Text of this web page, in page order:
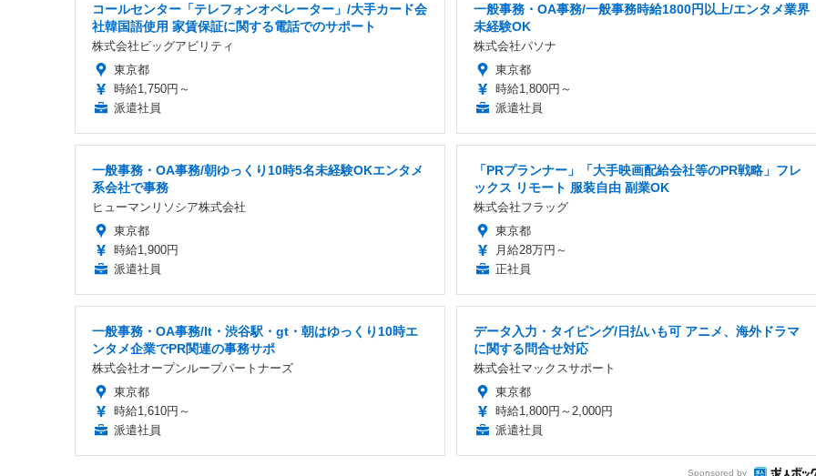
コールセンター「テレフォンオペレーター」/大手カード会
社韓国語使用 家賃保証に関する電話でのサポート
株式会社ビッグアビリティ
東京都
時給1,750円～
派遣社員
一般事務・OA事務/一般事務時給1800円以上/エンタメ業界
未経験OK
株式会社パソナ
東京都
時給1,800円～
派遣社員
一般事務・OA事務/朝ゆっくり10時5名未経験OKエンタメ
系会社で事務
ヒューマンリソシア株式会社
東京都
時給1,900円
派遣社員
「PRプランナー」「大手映画配給会社等のPR戦略」フレ
ックス リモート 服装自由 副業OK
株式会社フラッグ
東京都
月給28万円～
正社員
一般事務・OA事務/lt・渋谷駅・gt・朝はゆっくり10時エ
ンタメ企業でPR関連の事務サポ
株式会社オープンループパートナーズ
東京都
時給1,610円～
派遣社員
データ入力・タイピング/日払いも可 アニメ、海外ドラマ
に関する問合せ対応
株式会社マックスサポート
東京都
時給1,800円～2,000円
派遣社員
Sponsored by